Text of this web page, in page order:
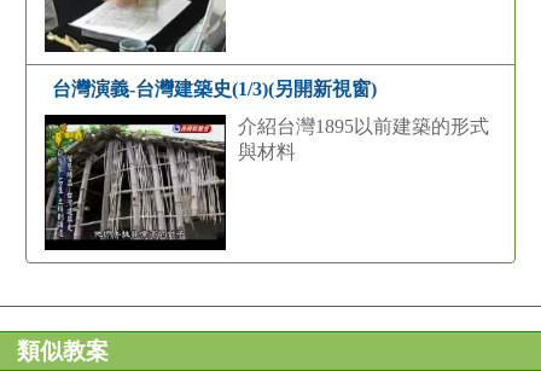
台灣演義-台灣建築史(1/3)(另開新視窗)
介紹台灣1895以前建築的形式
與材料
類似教案